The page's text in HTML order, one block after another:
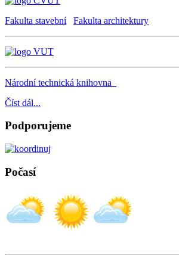
Fakulta stavební Fakulta architektury
Národní technická knihovna
Číst dál...
Podporujeme
Počasí